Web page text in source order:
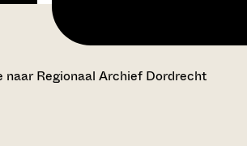
naar Regionaal Archief Dordrecht